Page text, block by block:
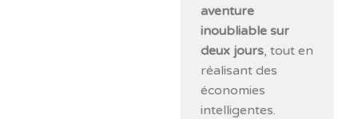
aventure
inoubliable sur
deux jours, tout en
réalisant des
économies
intelligentes.